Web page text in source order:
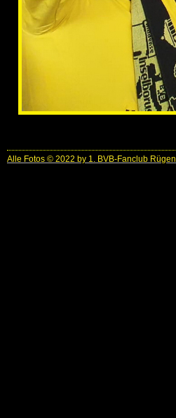
Alle Fotos © 2022 by 1. BVB-Fanclub Rügen